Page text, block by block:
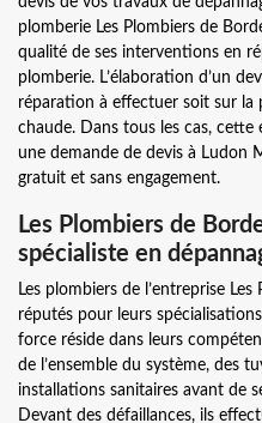
plomberie Les Plombiers de
qualité de ses interventions en
plomberie. L’élaboration d’un
réparation à effectuer soit sur la
chaude. Dans tous les cas,
une demande de devis à Ludon
gratuit et sans engagement.
Les Plombiers de
spécialiste en
Les plombiers de l’entreprise
réputés pour leurs
force réside dans leurs
de l’ensemble du système, des
installations sanitaires avant de
Devant des défaillances, ils